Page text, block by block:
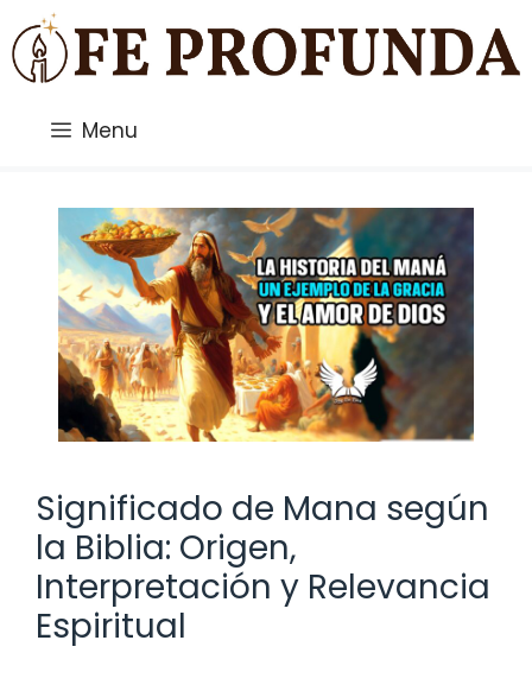
Saltar
al
contenido
Menu
Significado de Mana según
la Biblia: Origen,
Interpretación y Relevancia
Espiritual